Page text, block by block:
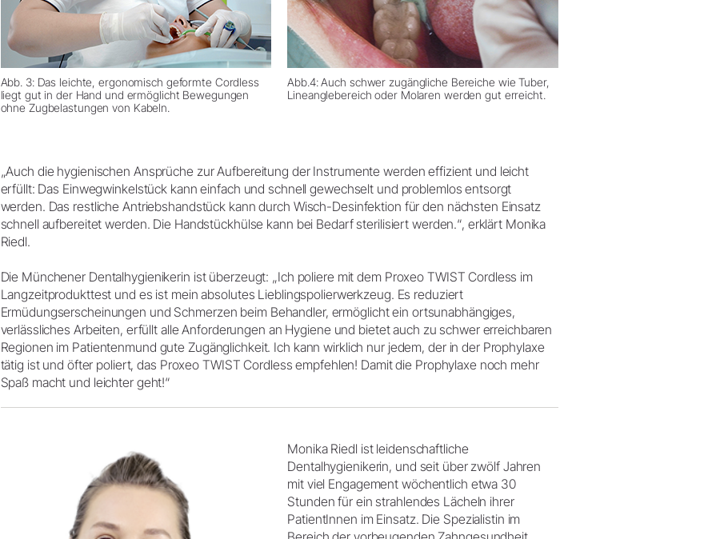
Abb. 3: Das leichte, ergonomisch geformte Cordless
liegt gut in der Hand und ermöglicht Bewegungen
ohne Zugbelastungen von Kabeln.
Abb.4: Auch schwer zugängliche Bereiche wie Tuber,
Lineanglebereich oder Molaren werden gut erreicht.
„Auch die hygienischen Ansprüche zur Aufbereitung der Instrumente werden effizient und leicht
erfüllt: Das Einwegwinkelstück kann einfach und schnell gewechselt und problemlos entsorgt
werden. Das restliche Antriebshandstück kann durch Wisch-Desinfektion für den nächsten Einsatz
schnell aufbereitet werden. Die Handstückhülse kann bei Bedarf sterilisiert werden.“, erklärt Monika
Riedl.
Die Münchener Dentalhygienikerin ist überzeugt: „Ich poliere mit dem Proxeo TWIST Cordless im
Langzeitprodukttest und es ist mein absolutes Lieblingspolierwerkzeug. Es reduziert
Ermüdungserscheinungen und Schmerzen beim Behandler, ermöglicht ein ortsunabhängiges,
verlässliches Arbeiten, erfüllt alle Anforderungen an Hygiene und bietet auch zu schwer erreichbaren
Regionen im Patientenmund gute Zugänglichkeit. Ich kann wirklich nur jedem, der in der Prophylaxe
tätig ist und öfter poliert, das Proxeo TWIST Cordless empfehlen! Damit die Prophylaxe noch mehr
Spaß macht und leichter geht!“
Monika Riedl ist leidenschaftliche
Dentalhygienikerin, und seit über zwölf Jahren
mit viel Engagement wöchentlich etwa 30
Stunden für ein strahlendes Lächeln ihrer
PatientInnen im Einsatz. Die Spezialistin im